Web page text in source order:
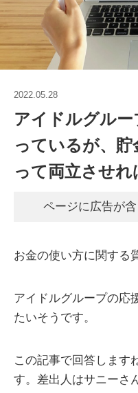
2022.05.28
アイドルグル
っているが、
って両立させれ
ページに広告が含
お金の使い方に関する
アイドルグループの応
たいそうです。
この記事で回答します
す。差出人はサニーさ